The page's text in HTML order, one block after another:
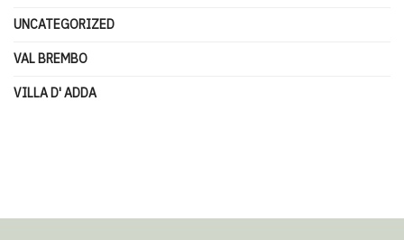
UNCATEGORIZED
VAL BREMBO
VILLA D' ADDA